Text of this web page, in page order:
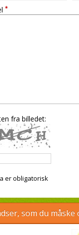
*
fra billedet:
er obligatorisk
som du